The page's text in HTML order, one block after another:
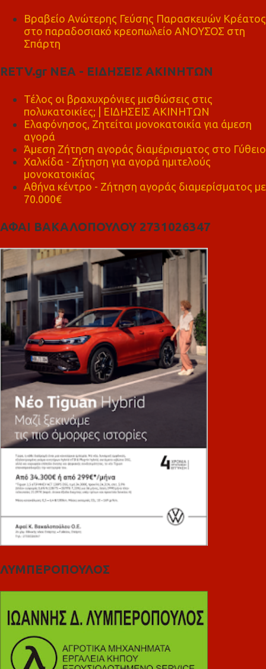
Βραβείο Ανώτερης Γεύσης Παρασκευών Κρέατος
στο παραδοσιακό κρεοπωλείο ΑΝΟΥΣΟΣ στη
Σπάρτη
RETV.gr ΝΕΑ - ΕΙΔΗΣΕΙΣ ΑΚΙΝΗΤΩΝ
Τέλος οι βραχυχρόνιες μισθώσεις στις
πολυκατοικίες; | ΕΙΔΗΣΕΙΣ ΑΚΙΝΗΤΩΝ
Ελαφόνησος, Ζητείται μονοκατοικία για άμεση
αγορά
Άμεση Ζήτηση αγοράς διαμέρισματος στο Γύθειο
Χαλκίδα - Ζήτηση για αγορά ημιτελούς
μονοκατοικίας
Αθήνα κέντρο - Ζήτηση αγοράς διαμερίσματος με
70.000€
ΑΦΑΙ ΒΑΚΑΛΟΠΟΥΛΟΥ 2731026347
ΛΥΜΠΕΡΟΠΟΥΛΟΣ